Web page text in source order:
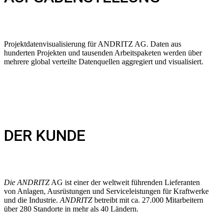
Projektdatenvisualisierung für ANDRITZ AG. Daten aus
hunderten Projekten und tausenden Arbeitspaketen werden über
mehrere global verteilte Datenquellen aggregiert und visualisiert.
DER KUNDE
Die ANDRITZAG ist einer der weltweit führenden Lieferanten
von Anlagen, Ausrüstungen und Serviceleistungen für Kraftwerke
und die Industrie.ANDRITZ betreibt mit ca. 27.000 Mitarbeitern
über 280 Standorte in mehr als 40 Ländern.